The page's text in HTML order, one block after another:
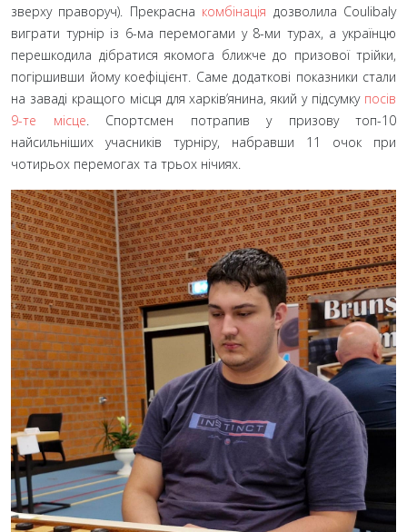
зверху праворуч). Прекрасна комбінація дозволила Coulibaly
виграти турнір із 6-ма перемогами у 8-ми турах, а українцю
перешкодила дібратися якомога ближче до призової трійки,
погіршивши йому коефіцієнт. Саме додаткові показники стали
на заваді кращого місця для харків’янина, який у підсумку посів
9-те місце. Спортсмен потрапив у призову топ-10
найсильніших учасників турніру, набравши 11 очок при
чотирьох перемогах та трьох нічиях.